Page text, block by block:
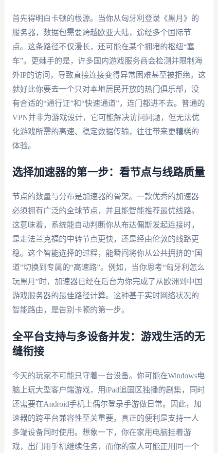
首先得明白卡顿的根源。当你从匈牙利登录《黑月》的
服务器，数据包需要跨越欧亚大陆，途经多个国际节
点。这条路径不仅漫长，还可能在某个拥堵的枢纽“塞
车”。更棘手的是，许多国内游戏服务商会检测并限制海
外IP的访问，导致直接连接变得异常困难甚至被拒绝。这
就好比你要去一个只对本地居民开放的热门俱乐部，没
有合适的“通行证”和“快速通道”，连门都进不去。普通的
VPN并非为游戏设计，它可能解决访问问题，但无法优
化游戏所需的高速、稳定数据传输，往往带来更糟糕的
体验。
选择加速器的第一步：看节点与线路质量
节点的数量与分布是加速器的骨架。一款优秀的加速器
必须拥有广泛的全球节点，并且能智能推荐最优线路。
这意味着，系统能自动判断你从布达佩斯发起连接时，
是走法兰克福的中转节点更快，还是经由伦敦的线路更
稳。这个智能选择的过程，能瞬间将你从公共拥挤的“国
道”切换到专属的“高速路”。例如，当你思考“匈牙利怎么
玩黑月”时，加速器已经在后台为你完成了从欧洲到中国
游戏服务器的最佳路径计算。这种基于实时网络状况的
智能路由，是告别卡顿的第一步。
全平台支持与多设备并发：游戏生活的无
缝衔接
今天的玩家不可能只守着一台设备。你可能在Windows电
脑上玩大型客户端游戏，用iPad追国区独播的剧集，同时
还需要在Android手机上偶尔登录手游做日常。因此，加
速器的跨平台兼容性至关重要。真正的便利是支持一人
多端设备同时使用。想象一下，你在家用电脑挂着游
戏，出门用手机继续任务，而你的家人可能正用同一个